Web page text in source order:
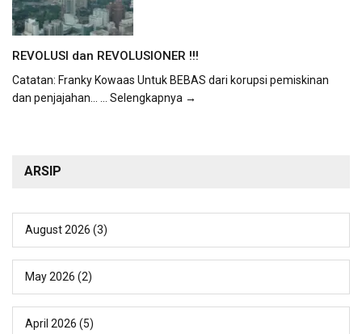
REVOLUSI dan REVOLUSIONER !!!
Catatan: Franky Kowaas Untuk BEBAS dari korupsi pemiskinan
dan penjajahan...
... Selengkapnya →
ARSIP
August 2026 (3)
May 2026 (2)
April 2026 (5)